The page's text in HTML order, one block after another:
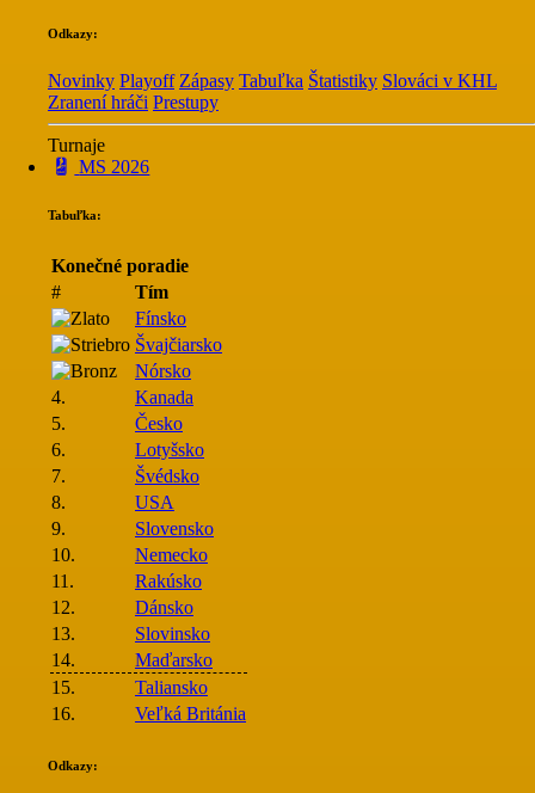
Odkazy:
Novinky Playoff Zápasy Tabuľka Štatistiky Slováci v KHL
Zranení hráči Prestupy
Turnaje
MS 2026
Tabuľka:
Konečné poradie
#
Tím
Fínsko
Švajčiarsko
Nórsko
4.
Kanada
5.
Česko
6.
Lotyšsko
7.
Švédsko
8.
USA
9.
Slovensko
10.
Nemecko
11.
Rakúsko
12.
Dánsko
13.
Slovinsko
14.
Maďarsko
15.
Taliansko
16.
Veľká Británia
Odkazy: